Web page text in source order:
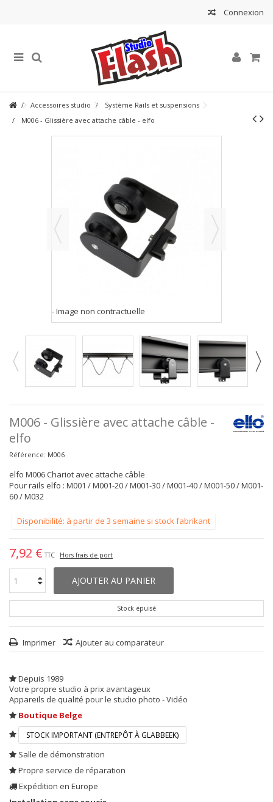
Connexion
Accessoires studio
Système Rails et suspensions
M006 - Glissière avec attache câble - elfo
- Image non contractuelle
M006 - Glissière avec attache câble -
elfo
Référence: M006
elfo M006 Chariot avec attache câble
Pour rails elfo : M001 / M001-20 / M001-30 / M001-40 / M001-50 / M001-
60 / M032
Disponibilité: à partir de 3 semaine si stock fabrikant
7,92 € TTC Hors frais de port
AJOUTER AU PANIER
Stock épuisé
Imprimer Ajouter au comparateur
Depuis 1989
Votre propre studio à prix avantageux
Appareils de qualité pour le studio photo - Vidéo
Boutique Belge
STOCK IMPORTANT (ENTREPÔT À GLABBEEK)
Salle de démonstration
Propre service de réparation
Expédition en Europe